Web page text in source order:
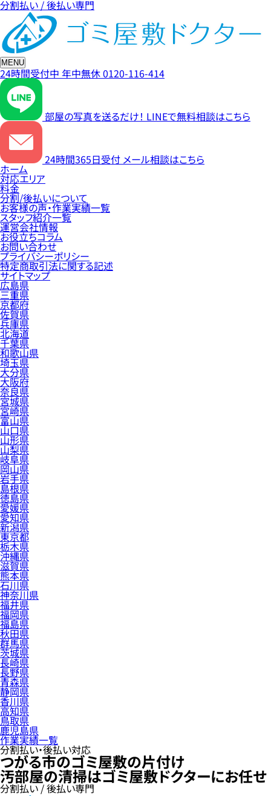
分割払い / 後払い専門
MENU
24時間受付中 年中無休0120-116-414
部屋の写真を送るだけ！ LINEで無料相談はこちら
24時間365日受付 メール相談はこちら
ホーム
対応エリア
料金
分割/後払いについて
お客様の声・作業実績一覧
スタッフ紹介一覧
運営会社情報
お役立ちコラム
お問い合わせ
プライバシーポリシー
特定商取引法に関する記述
サイトマップ
広島県
三重県
京都府
佐賀県
兵庫県
北海道
千葉県
和歌山県
埼玉県
大分県
大阪府
奈良県
宮城県
宮崎県
富山県
山口県
山形県
山梨県
岐阜県
岡山県
岩手県
島根県
徳島県
愛媛県
愛知県
新潟県
東京都
栃木県
沖縄県
滋賀県
熊本県
石川県
神奈川県
福井県
福岡県
福島県
秋田県
群馬県
茨城県
長崎県
長野県
青森県
静岡県
香川県
高知県
鳥取県
鹿児島県
作業実績一覧
分割払い・後払い対応
つがる市のゴミ屋敷の片付け
汚部屋の清掃はゴミ屋敷ドクターにお任せ
分割払い / 後払い専門